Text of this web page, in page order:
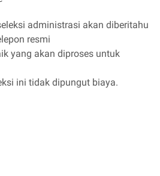
administrasi akan diberitahu
resmi
yang akan diproses untuk
ini tidak dipungut biaya.